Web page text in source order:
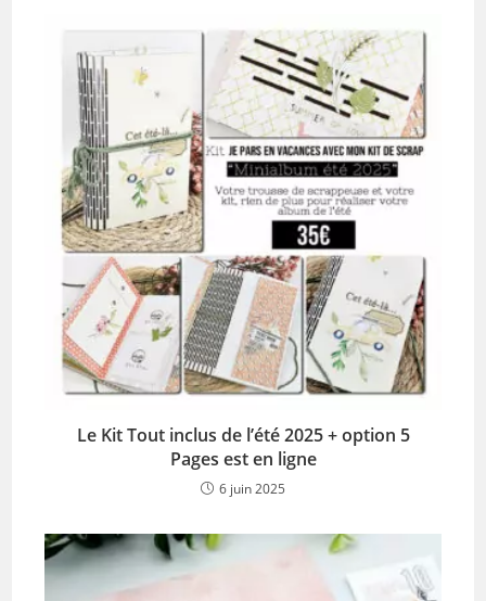
Le Kit Tout inclus de l’été 2025 + option 5
Pages est en ligne
6 juin 2025